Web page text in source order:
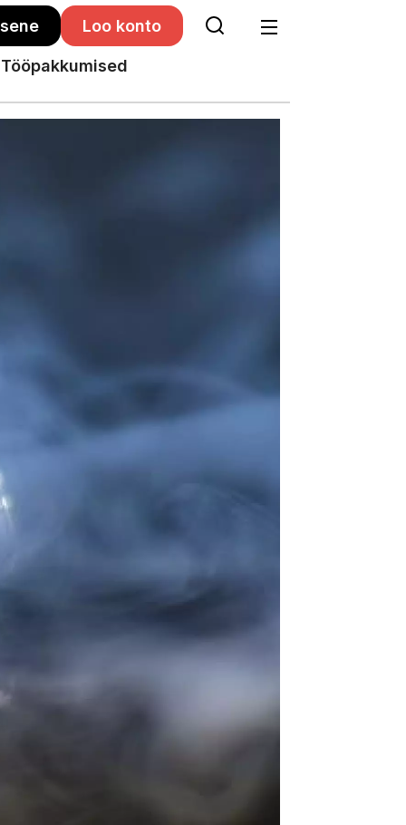
Loo konto
Tööpakkumised